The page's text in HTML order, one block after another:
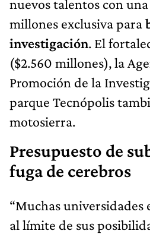
millones exclusiva para
investigación. El
($2.560 millones), la
Promoción de la
parque Tecnópolis
motosierra.
fuga de cerebros
al límite de sus
PERFILun directivo de